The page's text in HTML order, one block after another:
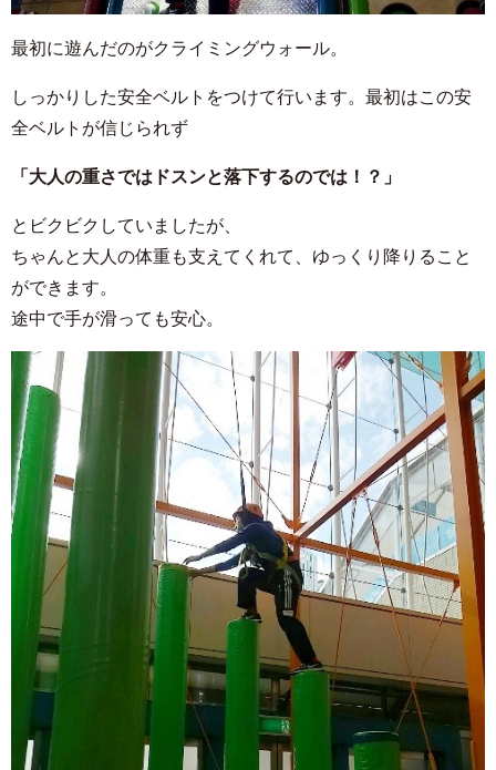
最初に遊んだのがクライミングウォール。
しっかりした安全ベルトをつけて行います。最初はこの安
全ベルトが信じられず
「大人の重さではドスンと落下するのでは！？」
とビクビクしていましたが、
ちゃんと大人の体重も支えてくれて、ゆっくり降りること
ができます。
途中で手が滑っても安心。